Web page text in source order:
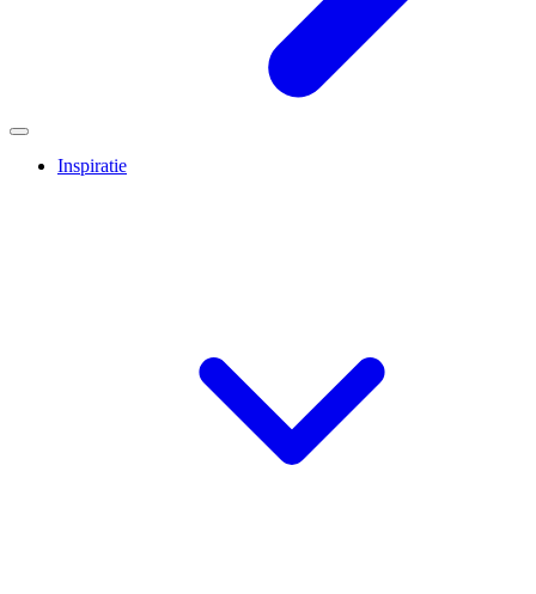
Inspiratie